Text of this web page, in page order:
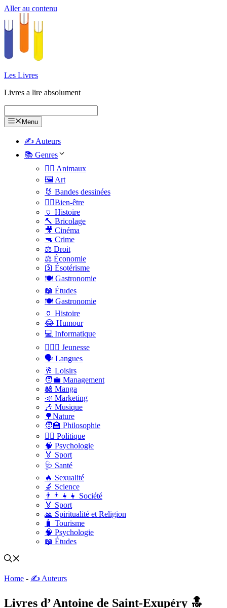
Aller au contenu
Les Livres
Livres a lire absolument
Menu
✍️ Auteurs
📚 Genres
🐕‍🦺 Animaux
🖼️ Art
🐰 Bandes dessinées
🧑‍⚕️Bien-être
🏺 Histoire
🔨 Bricolage
🎥 Cinéma
🔫 Crime
⚖️ Droit
⚖️ Économie
🛐 Ésotérisme
🍽️ Gastronomie
📖 Études
🍽️ Gastronomie
🏺 Histoire
😂 Humour
💻 Informatique
🤸🏽‍♀️ Jeunesse
🗣 Langues
🥂 Loisirs
🧑‍💼 Management
🎎 Manga
📣 Marketing
🎶 Musique
🌳Nature
🧑‍🏫 Philosophie
👨‍⚖️ Politique
🧠 Psychologie
🏅 Sport
🩺 Santé
🔥 Sexualité
🔬 Science
👨‍👨‍👧‍👧 Société
🏅 Sport
🙏 Spiritualité et Religion
🧳 Tourisme
🧠 Psychologie
📖 Études
Home - ✍️ Auteurs
Livres d’ Antoine de Saint-Exupéry 🔝